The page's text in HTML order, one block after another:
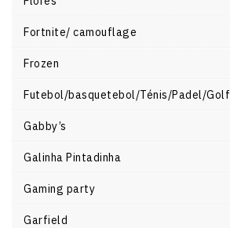
Fortnite/ camouflage
Frozen
Futebol/basquetebol/Ténis/Padel/Golf
Gabby’s
Galinha Pintadinha
Gaming party
Garfield